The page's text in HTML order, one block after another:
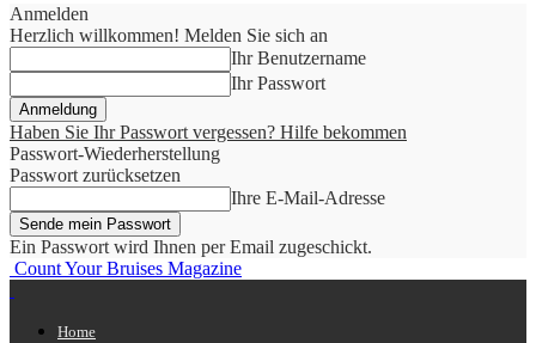
Anmelden
Herzlich willkommen! Melden Sie sich an
Ihr Benutzername
Ihr Passwort
Haben Sie Ihr Passwort vergessen? Hilfe bekommen
Passwort-Wiederherstellung
Passwort zurücksetzen
Ihre E-Mail-Adresse
Ein Passwort wird Ihnen per Email zugeschickt.
Count Your Bruises Magazine
Home